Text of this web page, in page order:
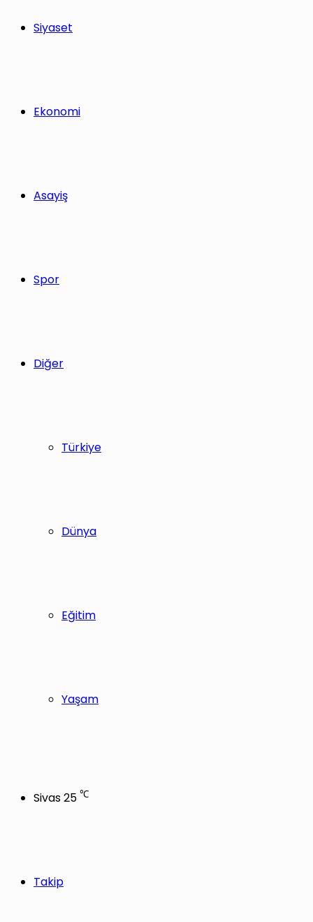
Siyaset
Ekonomi
Asayiş
Spor
Diğer
Türkiye
Dünya
Eğitim
Yaşam
Sivas25 ℃
Takip